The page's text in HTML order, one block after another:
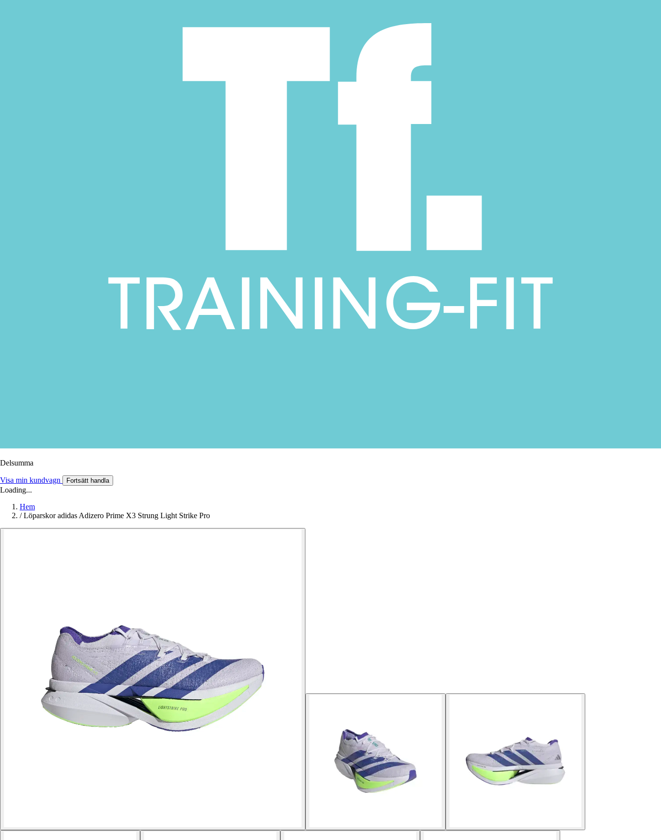
Delsumma
Visa min kundvagn Fortsätt handla
Loading...
Hem
/ Löparskor adidas Adizero Prime X3 Strung Light Strike Pro